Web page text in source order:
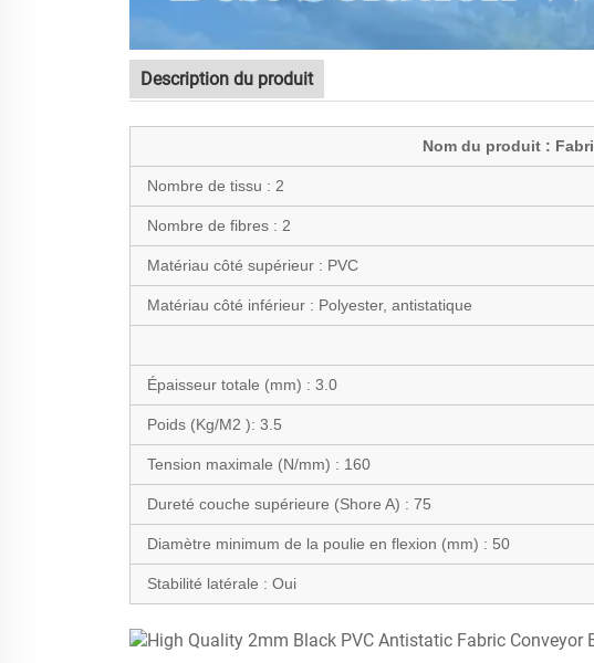
Description du produit
Nom du produit :
Nombre de tissu : 2
Nombre de fibres : 2
Matériau côté supérieur : PVC
Matériau côté inférieur : Polyester, antistatique
Épaisseur totale (mm) : 3.0
Poids (Kg/M2 ): 3.5
Tension maximale (N/mm) : 160
Dureté couche supérieure (Shore A) : 75
Diamètre minimum de la poulie en flexion (mm) : 50
Stabilité latérale : Oui